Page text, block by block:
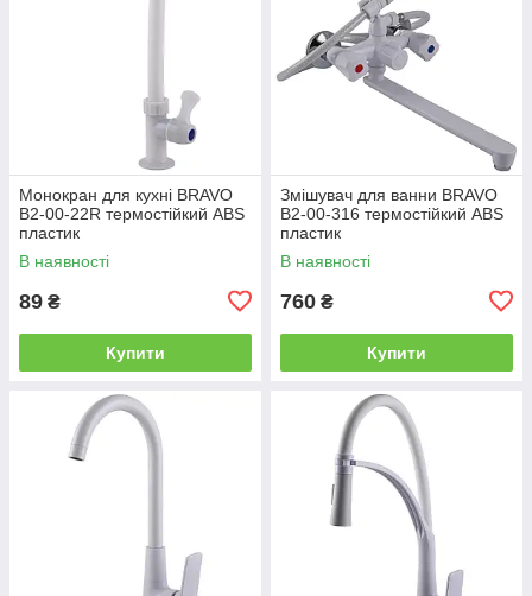
Монокран для кухні BRAVO
B2-00-22R термостійкий ABS
пластик
В наявності
89 ₴
Купити
Змішувач для ванни BRAVO
B2-00-316 термостійкий ABS
пластик
В наявності
760 ₴
Купити